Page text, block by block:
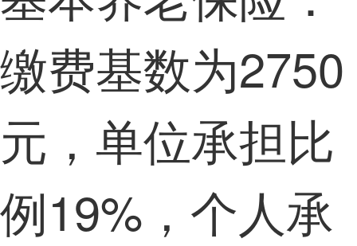
缴费基数为2750
元，单位承担比
例19%，个人承